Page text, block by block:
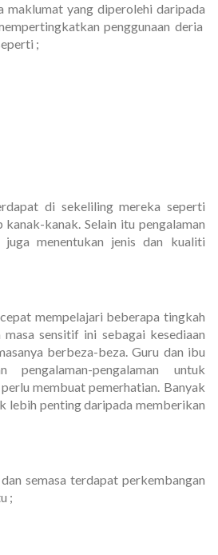
maklumat yang diperolehi daripada
penggunaan deria
;
di sekeliling mereka seperti
kanak. Selain itu pengalaman
menentukan jenis dan kualiti
mempelajari beberapa tingkah
sensitif ini sebagai kesediaan
berbeza-beza. Guru dan ibu
pengalaman untuk
membuat pemerhatian. Banyak
lebih penting daripada memberikan
semasa terdapat perkembangan
;